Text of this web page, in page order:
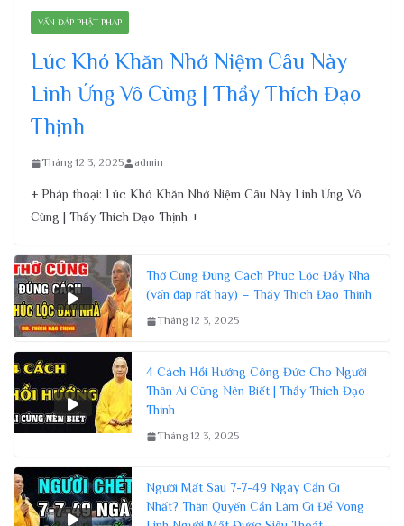
VẤN ĐÁP PHẬT PHÁP
Lúc Khó Khăn Nhớ Niệm Câu Này
Linh Ứng Vô Cùng | Thầy Thích Đạo
Thịnh
Tháng 12 3, 2025 admin
+ Pháp thoại: Lúc Khó Khăn Nhớ Niệm Câu Này Linh Ứng Vô
Cùng | Thầy Thích Đạo Thịnh +
Thờ Cúng Đúng Cách Phúc Lộc Đầy Nhà
(vấn đáp rất hay) – Thầy Thích Đạo Thịnh
Tháng 12 3, 2025
4 Cách Hồi Hướng Công Đức Cho Người
Thân Ai Cũng Nên Biết | Thầy Thích Đạo
Thịnh
Tháng 12 3, 2025
Người Mất Sau 7-7-49 Ngày Cần Gì
Nhất? Thân Quyến Cần Làm Gì Để Vong